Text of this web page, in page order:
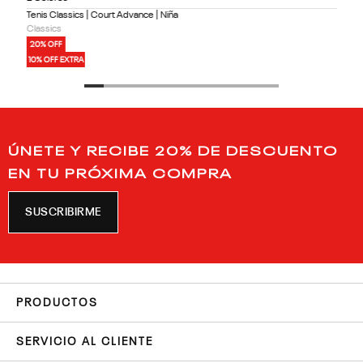
Tenis Classics | Court Advance | Niña
Classics
20% OFF
10% OFF EXTRA
ÚNETE Y RECIBE 20% DE DESCUENTO
EN TU PRÓXIMA COMPRA
SUSCRIBIRME
PRODUCTOS
SERVICIO AL CLIENTE